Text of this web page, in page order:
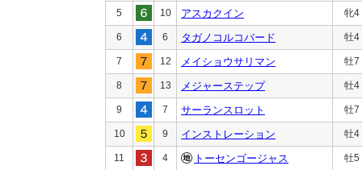
5 10 アスカクイン 牝4
6 6 タガノコルコバード 牡4
7 12 メイショウサリマン 牡7
8 13 メジャーステップ 牡4
9 7 サーランスロット 牡7
10 9 インストレーション 牡4
11 4 トーセンゴージャス 牡5